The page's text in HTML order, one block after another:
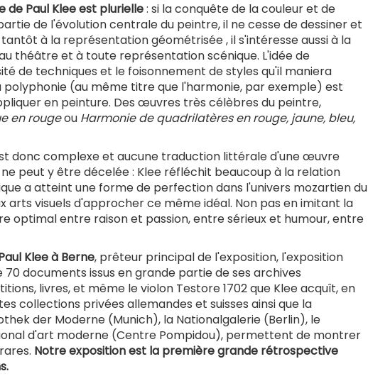
Paul Klee est plurielle: si la conquête de la couleur et de
de l'évolution centrale du peintre, il ne cesse de dessiner et
à la représentation géométrisée , il s'intéresse aussi à la
théâtre et à toute représentation scénique. L'idée de
de techniques et le foisonnement de styles qu'il maniera
polyphonie (au même titre que l'harmonie, par exemple) est
en peinture. Des œuvres très célèbres du peintre,
en rougeou Harmonie de quadrilatères en rouge, jaune, bleu,
donc complexe et aucune traduction littérale d'une œuvre
peut y être décelée : Klee réfléchit beaucoup à la relation
a atteint une forme de perfection dans l'univers mozartien du
arts visuels d'approcher ce même idéal. Non pas en imitant la
optimal entre raison et passion, entre sérieux et humour, entre
Klee à Berne, prêteur principal de l'exposition, l'exposition
documents issus en grande partie de ses archives
livres, et même le violon Testore 1702 que Klee acquît, en
collections privées allemandes et suisses ainsi que la
der Moderne (Munich), la Nationalgalerie (Berlin), le
d'art moderne (Centre Pompidou), permettent de montrer
Notre exposition est la première grande rétrospective